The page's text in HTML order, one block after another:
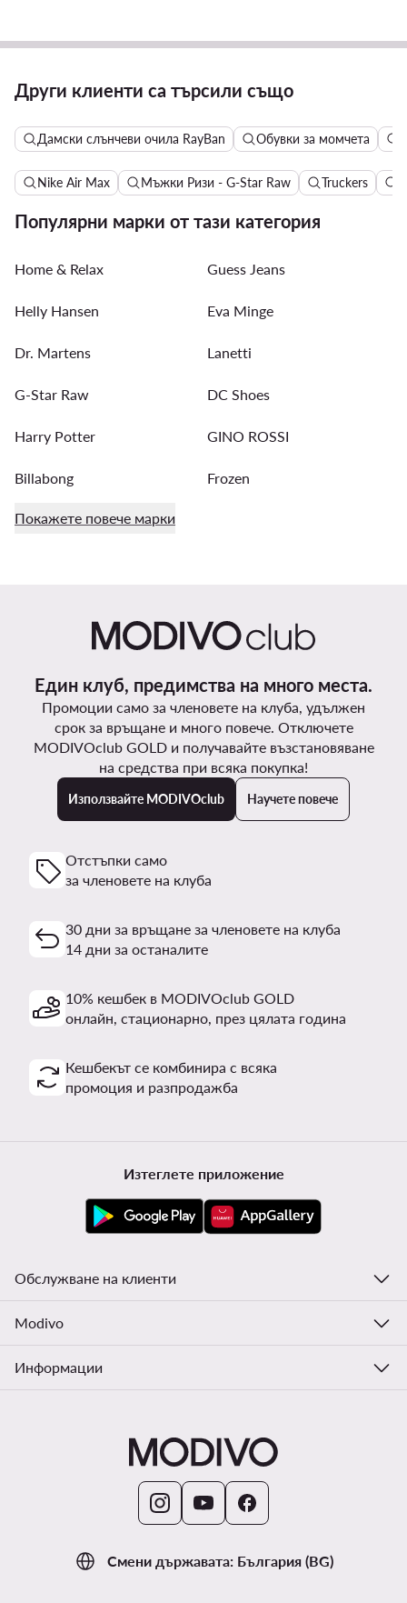
Други клиенти са търсили също
Дамски слънчеви очила RayBan Обувки за момчета
Nike Air Max Мъжки Ризи - G-Star Raw Truckers
Популярни марки от тази категория
Home & Relax Guess Jeans
Helly Hansen Eva Minge
Dr. Martens Lanetti
G-Star Raw DC Shoes
Harry Potter GINO ROSSI
Billabong Frozen
Покажете повече марки
Един клуб, предимства на много места.
Промоции само за членовете на клуба, удължен
срок за връщане и много повече. Отключете
MODIVOclub GOLD и получавайте възстановяване
на средства при всяка покупка!
Използвайте MODIVOclub Научете повече
Отстъпки само
за членовете на клуба
30 дни за връщане за членовете на клуба
14 дни за останалите
10% кешбек в MODIVOclub GOLD
онлайн, стационарно, през цялата година
Кешбекът се комбинира с всяка
промоция и разпродажба
Смени държавата: България (BG)
Изтеглете приложение
Обслужване на клиенти
Modivo
Информации